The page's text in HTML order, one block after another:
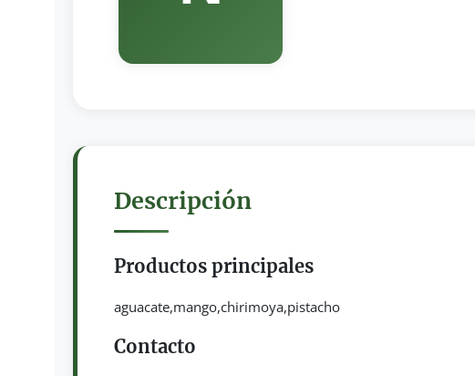
Descripción
Productos principales
aguacate,mango,chirimoya,pistacho
Contacto